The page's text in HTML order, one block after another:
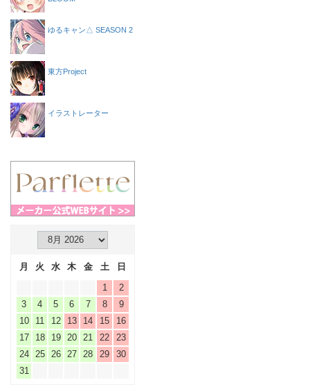
ゆるキャン△ SEASON 2
東方Project
イラストレーター
月 火 水 木 金 土
日
1
2
3
4 5 6 7 8
9
10
11 12 13 14 15
16
17
18 19 20 21 22
23
24
25 26 27 28 29
30
31